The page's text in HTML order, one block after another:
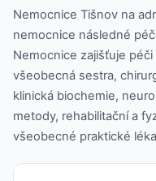
Nemocnice Tišnov na
nemocnice následné
Nemocnice zajišťuje
všeobecná sestra,
klinická biochemie,
metody, rehabilitační a
všeobecné praktické